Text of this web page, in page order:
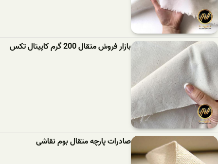
بازار فروش متقال 200 گرم کاپیتال تکس
صادرات پارچه متقال بوم نقاشی